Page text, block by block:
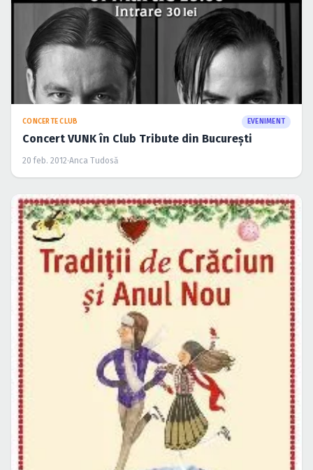
CONCERTE CLUB EVENIMENT
Concert VUNK în Club Tribute din Bucureşti
20 feb. 2012·Anca Tudosă